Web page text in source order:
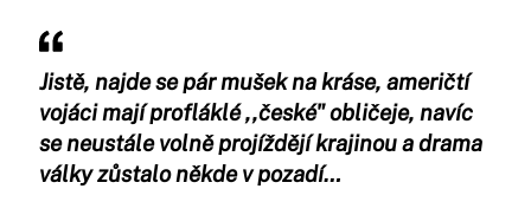
Jistě, najde se pár mušek na kráse, američtí
vojáci mají profláklé ,,české" obličeje, navíc
se neustále volně projíždějí krajinou a drama
války zůstalo někde v pozadí…